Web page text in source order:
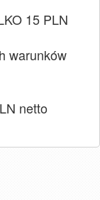
15 PLN
warunków
netto